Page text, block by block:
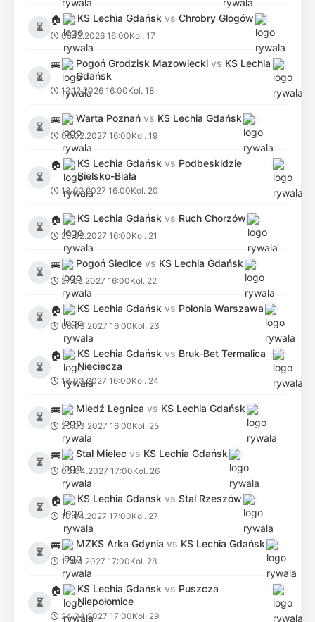
⏳
🏠 KS Lechia Gdańsk vs Chrobry Głogów
05.12.2026 16:00Kol. 17
⏳
🚌 Pogoń Grodzisk Mazowiecki vs KS Lechia
Gdańsk
12.12.2026 16:00Kol. 18
⏳
🚌 Warta Poznań vs KS Lechia Gdańsk
06.02.2027 16:00Kol. 19
⏳
🏠 KS Lechia Gdańsk vs Podbeskidzie
Bielsko-Biała
13.02.2027 16:00Kol. 20
⏳
🏠 KS Lechia Gdańsk vs Ruch Chorzów
20.02.2027 16:00Kol. 21
⏳
🚌 Pogoń Siedlce vs KS Lechia Gdańsk
27.02.2027 16:00Kol. 22
⏳
🏠 KS Lechia Gdańsk vs Polonia Warszawa
06.03.2027 16:00Kol. 23
⏳
🏠 KS Lechia Gdańsk vs Bruk-Bet Termalica
Nieciecza
13.03.2027 16:00Kol. 24
⏳
🚌 Miedź Legnica vs KS Lechia Gdańsk
20.03.2027 16:00Kol. 25
⏳
🚌 Stal Mielec vs KS Lechia Gdańsk
03.04.2027 17:00Kol. 26
⏳
🏠 KS Lechia Gdańsk vs Stal Rzeszów
10.04.2027 17:00Kol. 27
⏳
🚌 MZKS Arka Gdynia vs KS Lechia Gdańsk
17.04.2027 17:00Kol. 28
⏳
🏠 KS Lechia Gdańsk vs Puszcza
Niepołomice
24.04.2027 17:00Kol. 29